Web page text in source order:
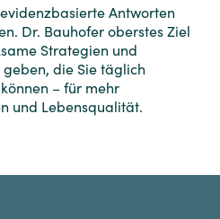
Antworten
Dr. Bauhofer oberstes Ziel
Strategien und
die Sie täglich
– für mehr
und Lebensqualität.